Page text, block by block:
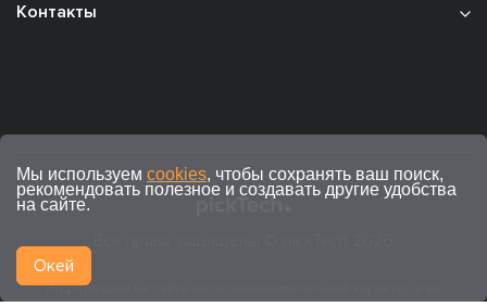
Контакты
Информация на сайте носит ознакомительный характер и не
Мы используем cookies, чтобы сохранять ваш поиск,
рекомендовать полезное и создавать другие удобства
на сайте.
Окей